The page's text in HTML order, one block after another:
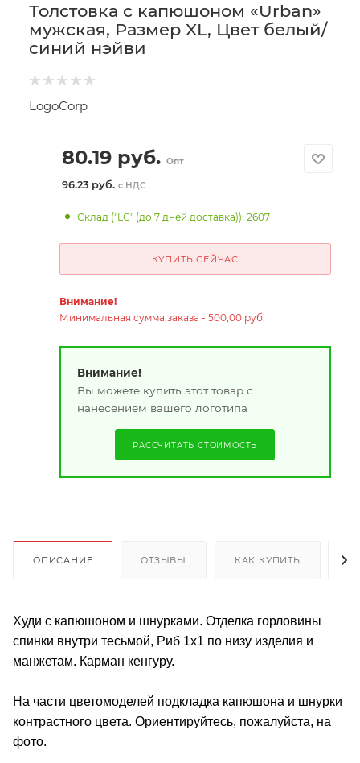
Толстовка с капюшоном «Urban»
мужская, Размер XL, Цвет белый/
синий нэйви
LogoCorp
80.19руб. Опт
96.23 руб. с НДС
Склад ("LC" (до 7 дней доставка)): 2607
КУПИТЬ СЕЙЧАС
Внимание!
Минимальная сумма заказа - 500,00 руб.
Внимание!
Вы можете купить этот товар с
нанесением вашего логотипа
РАССЧИТАТЬ СТОИМОСТЬ
ОПИСАНИЕ ОТЗЫВЫ КАК КУПИТЬ
Худи с капюшоном и шнурками. Отделка горловины
спинки внутри тесьмой, Риб 1х1 по низу изделия и
манжетам. Карман кенгуру.
На части цветомоделей подкладка капюшона и шнурки
контрастного цвета. Ориентируйтесь, пожалуйста, на
фото.